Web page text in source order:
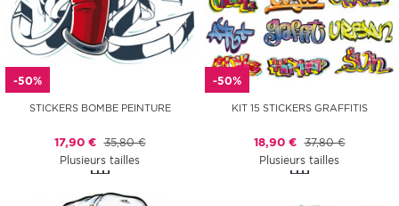
-50%
STICKERS BOMBE PEINTURE
17,90 € 35,80 €
Plusieurs tailles
-50%
KIT 15 STICKERS GRAFFITIS
18,90 € 37,80 €
Plusieurs tailles